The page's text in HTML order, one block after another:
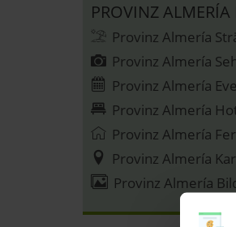
PROVINZ ALMERÍA
Provinz Almería
Provinz Almería
Provinz Almería
Provinz Almería
Provinz Almería
Provinz Almería
Provinz Almería